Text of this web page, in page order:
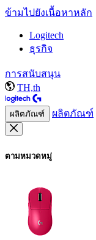
ข้ามไปยังเนื้อหาหลัก
Logitech
ธุรกิจ
การสนับสนุน
TH,th
ผลิตภัณฑ์ ผลิตภัณฑ์
ตามหมวดหมู่